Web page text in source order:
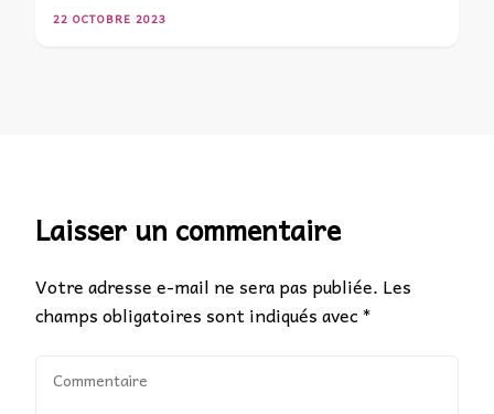
22 OCTOBRE 2023
Laisser un commentaire
Votre adresse e-mail ne sera pas publiée. Les
champs obligatoires sont indiqués avec*